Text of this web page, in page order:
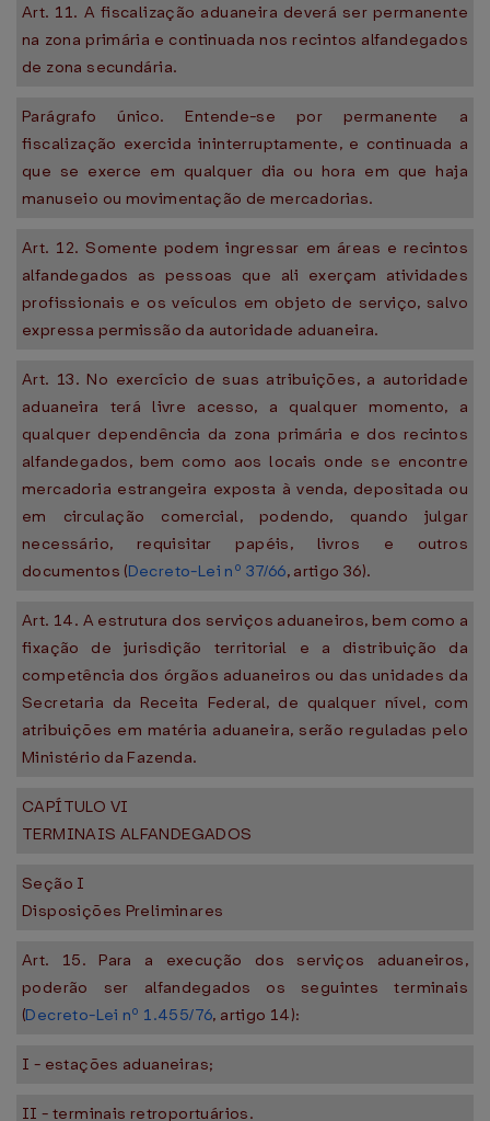
Art. 11. A fiscalização aduaneira deverá ser permanente
na zona primária e continuada nos recintos alfandegados
de zona secundária.
Parágrafo único. Entende-se por permanente a
fiscalização exercida ininterruptamente, e continuada a
que se exerce em qualquer dia ou hora em que haja
manuseio ou movimentação de mercadorias.
Art. 12. Somente podem ingressar em áreas e recintos
alfandegados as pessoas que ali exerçam atividades
profissionais e os veículos em objeto de serviço, salvo
expressa permissão da autoridade aduaneira.
Art. 13. No exercício de suas atribuições, a autoridade
aduaneira terá livre acesso, a qualquer momento, a
qualquer dependência da zona primária e dos recintos
alfandegados, bem como aos locais onde se encontre
mercadoria estrangeira exposta à venda, depositada ou
em circulação comercial, podendo, quando julgar
necessário, requisitar papéis, livros e outros
documentos (Decreto-Lei nº 37/66, artigo 36).
Art. 14. A estrutura dos serviços aduaneiros, bem como a
fixação de jurisdição territorial e a distribuição da
competência dos órgãos aduaneiros ou das unidades da
Secretaria da Receita Federal, de qualquer nível, com
atribuições em matéria aduaneira, serão reguladas pelo
Ministério da Fazenda.
CAPÍTULO VI
TERMINAIS ALFANDEGADOS
Seção I
Disposições Preliminares
Art. 15. Para a execução dos serviços aduaneiros,
poderão ser alfandegados os seguintes terminais
(Decreto-Lei nº 1.455/76, artigo 14):
I - estações aduaneiras;
II - terminais retroportuários.